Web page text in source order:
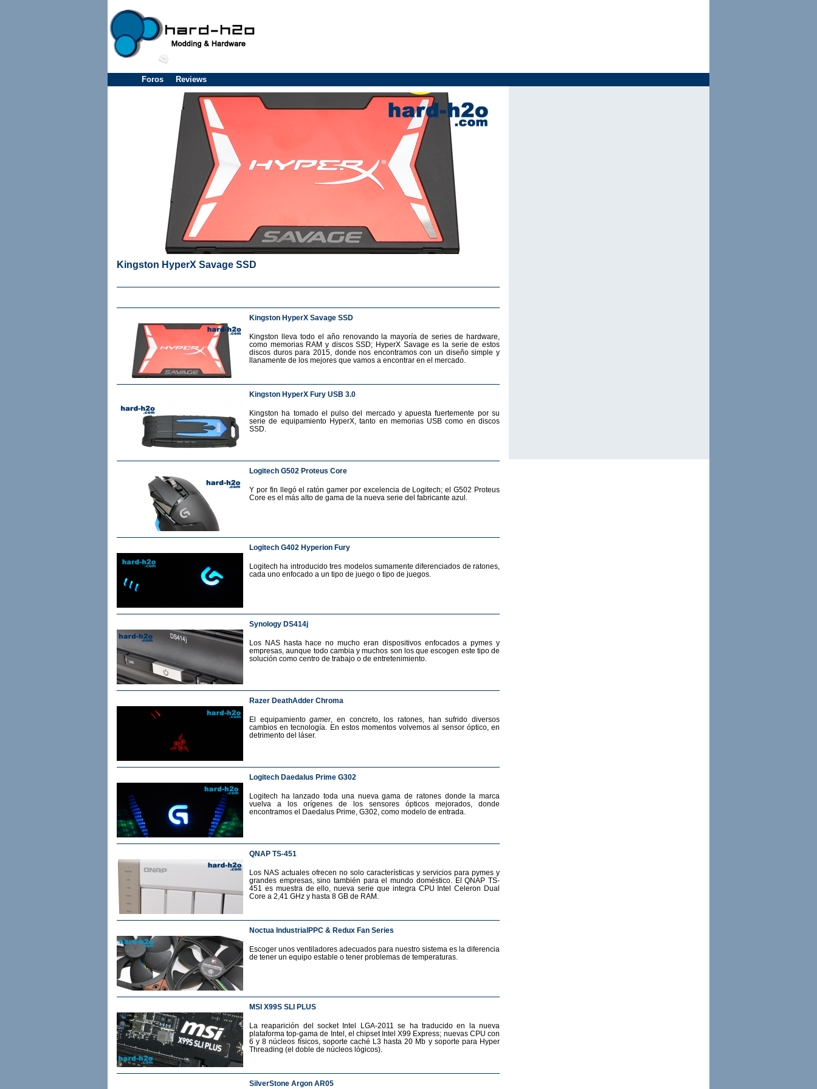
Foros Reviews
Kingston HyperX Savage SSD
Kingston HyperX Savage SSD
Kingston lleva todo el año renovando la mayoría de series de hardware,
como memorias RAM y discos SSD; HyperX Savage es la serie de estos
discos duros para 2015, donde nos encontramos con un diseño simple y
llanamente de los mejores que vamos a encontrar en el mercado.
Kingston HyperX Fury USB 3.0
Kingston ha tomado el pulso del mercado y apuesta fuertemente por su
serie de equipamiento HyperX, tanto en memorias USB como en discos
SSD.
Logitech G502 Proteus Core
Y por fin llegó el ratón gamer por excelencia de Logitech; el G502 Proteus
Core es el más alto de gama de la nueva serie del fabricante azul.
Logitech G402 Hyperion Fury
Logitech ha introducido tres modelos sumamente diferenciados de ratones,
cada uno enfocado a un tipo de juego o tipo de juegos.
Synology DS414j
Los NAS hasta hace no mucho eran dispositivos enfocados a pymes y
empresas, aunque todo cambia y muchos son los que escogen este tipo de
solución como centro de trabajo o de entretenimiento.
Razer DeathAdder Chroma
El equipamientogamer, en concreto, los ratones, han sufrido diversos
cambios en tecnología. En estos momentos volvemos al sensor óptico, en
detrimento del láser.
Logitech Daedalus Prime G302
Logitech ha lanzado toda una nueva gama de ratones donde la marca
vuelva a los orígenes de los sensores ópticos mejorados, donde
encontramos el Daedalus Prime, G302, como modelo de entrada.
QNAP TS-451
Los NAS actuales ofrecen no solo características y servicios para pymes y
grandes empresas, sino también para el mundo doméstico. El QNAP TS-
451 es muestra de ello, nueva serie que integra CPU Intel Celeron Dual
Core a 2,41 GHz y hasta 8 GB de RAM.
Noctua IndustrialPPC & Redux Fan Series
Escoger unos ventiladores adecuados para nuestro sistema es la diferencia
de tener un equipo estable o tener problemas de temperaturas.
MSI X99S SLI PLUS
La reaparición del socket Intel LGA-2011 se ha traducido en la nueva
plataforma top-gama de Intel, el chipset Intel X99 Express; nuevas CPU con
6 y 8 núcleos físicos, soporte caché L3 hasta 20 Mb y soporte para Hyper
Threading (el doble de núcleos lógicos).
SilverStone Argon AR05